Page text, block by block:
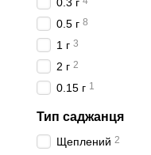
0.5 г 8
1 г 3
2 г 2
0.15 г 1
Тип саджанця
Щеплений 2